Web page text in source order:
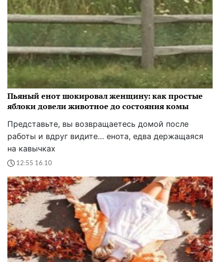
Пьяный енот шокировал женщину: как простые
яблоки довели животное до состояния комы
Представьте, вы возвращаетесь домой после
работы и вдруг видите… енота, едва держащаяся
на кавычках
12:55 16.10